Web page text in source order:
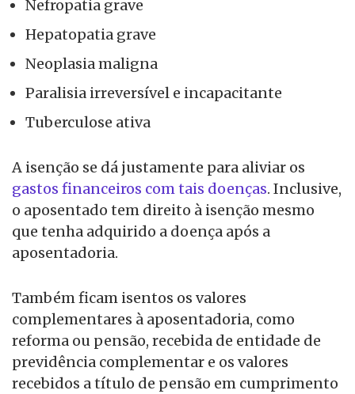
Nefropatia grave
Hepatopatia grave
Neoplasia maligna
Paralisia irreversível e incapacitante
Tuberculose ativa
A isenção se dá justamente para aliviar os
gastos financeiros com tais doenças. Inclusive,
o aposentado tem direito à isenção mesmo
que tenha adquirido a doença após a
aposentadoria.
Também ficam isentos os valores
complementares à aposentadoria, como
reforma ou pensão, recebida de entidade de
previdência complementar e os valores
recebidos a título de pensão em cumprimento